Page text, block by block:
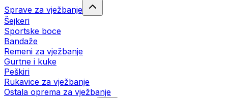
Sprave za vježbanje
Šejkeri
Sportske boce
Bandaže
Remeni za vježbanje
Gurtne i kuke
Peškiri
Rukavice za vježbanje
Ostala oprema za vježbanje